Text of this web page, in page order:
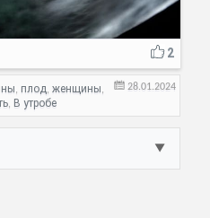
2
28.01.2024
, плод, женщины,
, В утробе
▼